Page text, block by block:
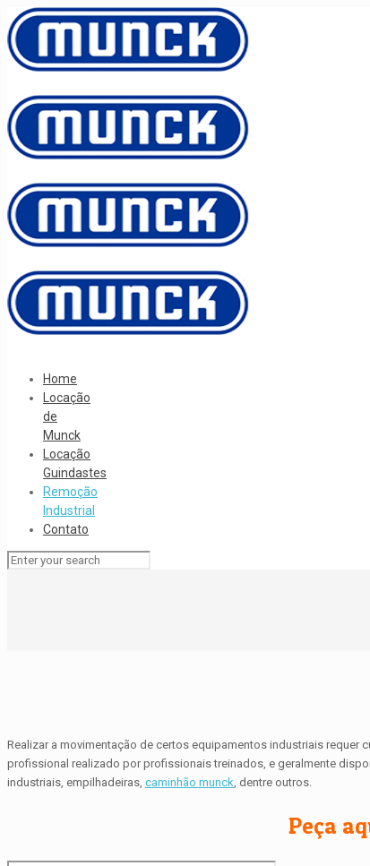
Home
Locação
de
Munck
Locação
Guindastes
Remoção
Industrial
Contato
Realizar a movimentação de certos equipamentos industriais
profissional realizado por profissionais treinados, e geralmente
industriais, empilhadeiras, caminhão munck, dentre outros.
Peça